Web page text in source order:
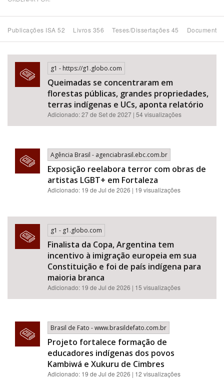
Subtema
Área de Levantamento
Área Protegida
BUSCAR
Publicações ISA 52 Livros 356 Teses/Dissertações 45
g1 - https://g1.globo.com
Queimadas se concentraram em
florestas públicas, grandes propriedades,
terras indígenas e UCs, aponta relatório
Adicionado: 27 de Set de 2027 | 54 visualizações
Agência Brasil - agenciabrasil.ebc.com.br
Exposição reelabora terror com obras de
artistas LGBT+ em Fortaleza
Adicionado: 19 de Jul de 2026 | 19 visualizações
g1 - g1.globo.com
Finalista da Copa, Argentina tem
incentivo à imigração europeia em sua
Constituição e foi de país indígena para
maioria branca
Adicionado: 19 de Jul de 2026 | 15 visualizações
Brasil de Fato - www.brasildefato.com.br
Projeto fortalece formação de
educadores indígenas dos povos
Kambiwá e Xukuru de Cimbres
Adicionado: 19 de Jul de 2026 | 12 visualizações